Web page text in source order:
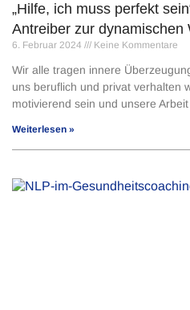
„Hilfe, ich muss perfekt
Antreiber zur dynamischen
6. Februar 2024 Keine Kommentare
Wir alle tragen innere
uns beruflich und privat verhalten
motivierend sein und unsere
Weiterlesen »